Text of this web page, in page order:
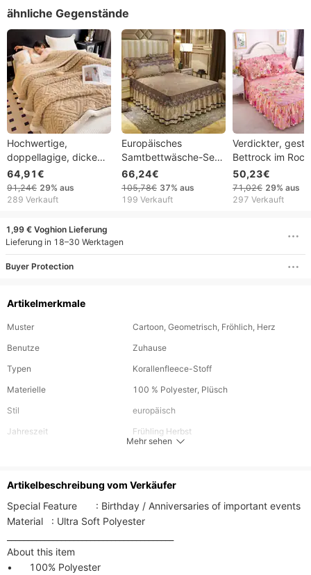
ähnliche Gegenstände
Hochwertige,
doppellagige, dicke
und warme
Winterdecke aus
Korallenfleece mit
– ideal für Büro, Sofa
oder als Kuscheldecke.
64,91€
91,24€ 29% aus
289 Verkauft
Europäisches
Samtbettwäsche-Set
(Einzelteil) mit
warmem
Spitzenbezug,
66,24€
105,78€ 37% aus
199 Verkauft
Verdickter,
Bettrock im
hautfreundlich,
x 1,68 m, mit
Spitzenrand,
50,23€
71,02€ 29% aus
297 Verkauft
1,99 € Voghion Lieferung
Lieferung in 18–30 Werktagen
Buyer Protection
Artikelmerkmale
Muster
Cartoon, Geometrisch, Fröhlich, Herz
Benutze
Zuhause
Typen
Korallenfleece-Stoff
Materielle
100 % Polyester, Plüsch
Stil
europäisch
Jahreszeit
Frühling Herbst
Mehr sehen
Artikelbeschreibung vom Verkäufer
Special Feature	: Birthday / Anniversaries of important events
Material	: Ultra Soft Polyester
About this item
•	100% Polyester